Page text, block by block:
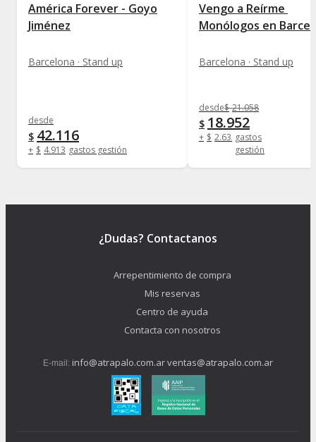
América Forever - Goyo
Jiménez
Barcelona · Stand up
desde
$ 42.116
+ $ 4.913 gastos gestión
Vengo a Reírme 
Monólogos en
Barcelona · Stand up
desde$ 21.058
$ 18.952
+ $ 2.632 gastos
gestión
¿Dudas? Contactanos
Arrepentimiento de compra
Mis reservas
Centro de ayuda
Contacta con nosotros
E-mail: info@atrapalo.com.arventas@atrapalo.com.ar